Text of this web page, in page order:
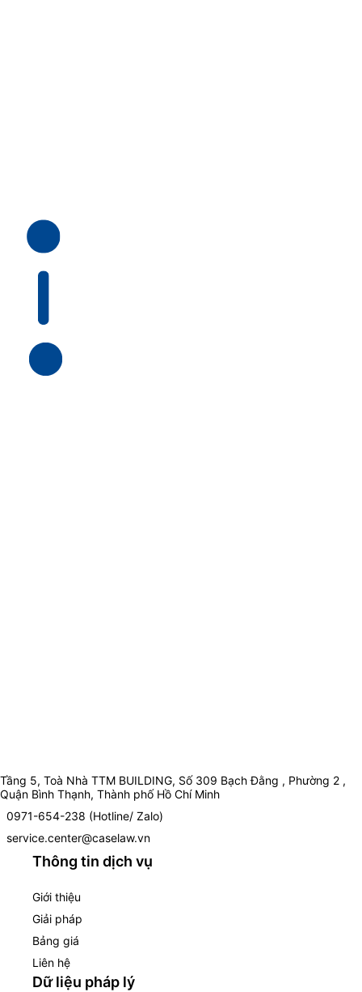
Tầng 5, Toà Nhà TTM BUILDING, Số 309 Bạch Đằng , Phường 2 ,
Quận Bình Thạnh, Thành phố Hồ Chí Minh
0971-654-238 (Hotline/ Zalo)
service.center@caselaw.vn
Thông tin dịch vụ
Giới thiệu
Giải pháp
Bảng giá
Liên hệ
Dữ liệu pháp lý